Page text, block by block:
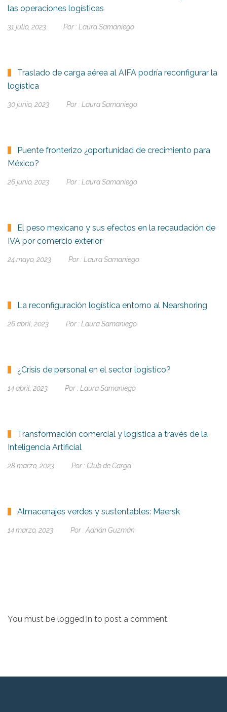
las operaciones logísticas
31 julio, 2023 Por : Laura Samaniego
Traslado de carga aérea al AIFA podría reconfigurar la
logística
30 junio, 2023 Por : Laura Samaniego
Puente fronterizo ¿oportunidad de crecimiento para
México?
26 junio, 2023 Por : Laura Samaniego
El peso mexicano y sus efectos en la recaudación de
IVA por comercio exterior
24 mayo, 2023 Por : Laura Samaniego
La reconfiguración logística entorno al Nearshoring
26 abril, 2023 Por : Laura Samaniego
¿Crisis de personal en el sector logístico?
14 abril, 2023 Por : Laura Samaniego
Transformación comercial y logística a través de la
Inteligencia Artificial
28 marzo, 2023 Por : Club de Carga
Almacenajes verdes y sustentables: Maersk
14 marzo, 2023 Por : Adrián Guzmán
You must be logged in to post a comment.